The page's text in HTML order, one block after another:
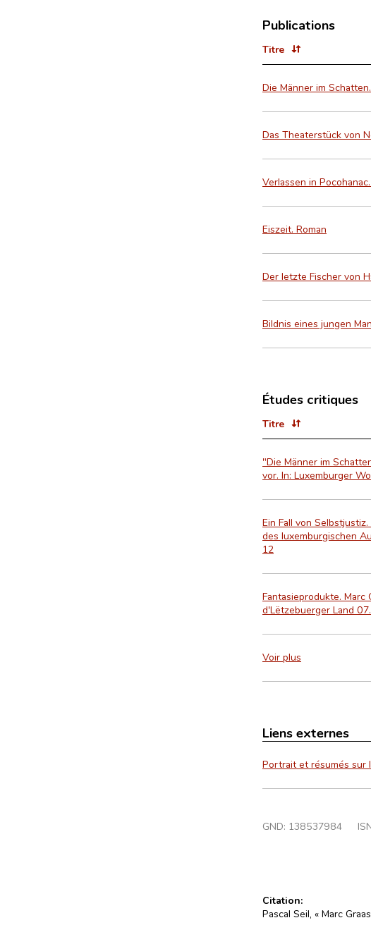
Publications
Titre
Die Männer im
Das Theaterstück von
Verlassen in
Eiszeit. Roman
Der letzte Fischer von
Bildnis eines jungen
Études critiques
Titre
"Die Männer im
vor. In: Luxemburger
Ein Fall von
des luxemburgischen
12
Fantasieprodukte. Marc
d'Lëtzebuerger Land
Voir plus
Liens externes
Portrait et résumés sur
GND: 138537984
Citation:
Pascal Seil, « Marc